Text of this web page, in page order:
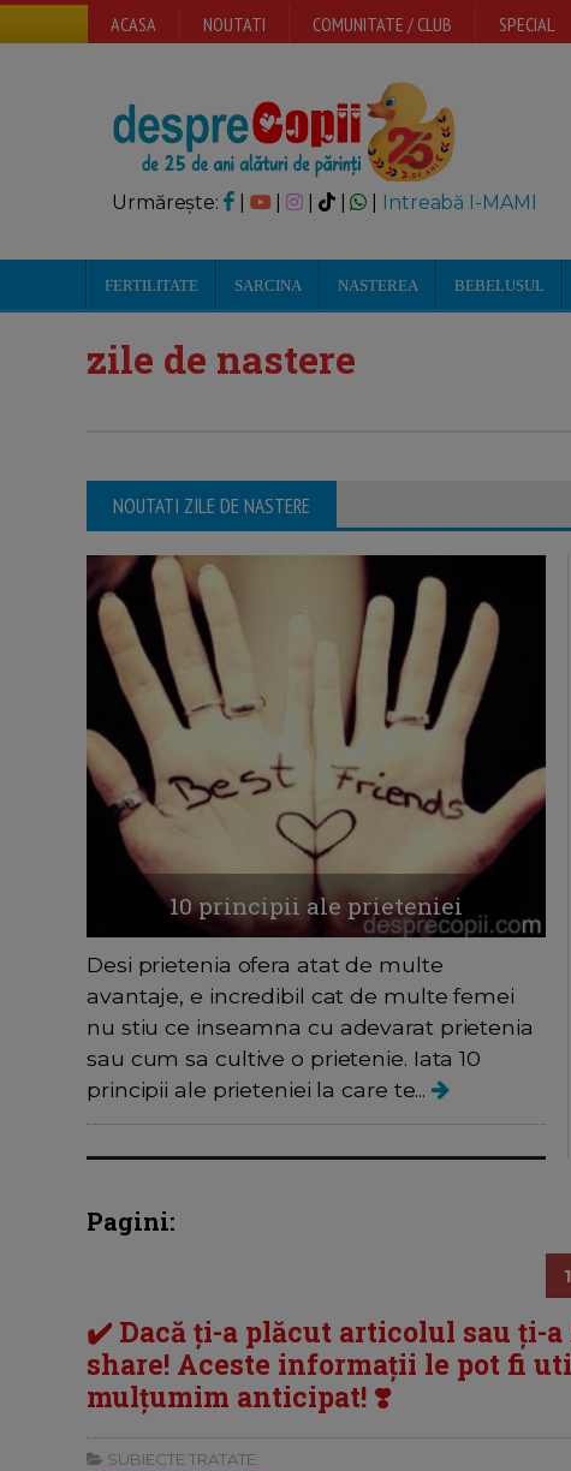
ACASA NOUTATI COMUNITATE / CLUB SPECIAL
Urmărește: | | Intreabă I-MAMI
FERTILITATE SARCINA NASTEREA BEBELUSUL
zile de nastere
NOUTATI ZILE DE NASTERE
10 principii ale prieteniei
Desi prietenia ofera atat de multe
avantaje, e incredibil cat de multe femei
nu stiu ce inseamna cu adevarat prietenia
sau cum sa cultive o prietenie. Iata 10
principii ale prieteniei la care te...
Pagini:
1
✔️ Dacă ți-a plăcut articolul sau ți-
share! Aceste informații le pot fi
mulțumim anticipat! ❣️
SUBIECTE TRATATE: